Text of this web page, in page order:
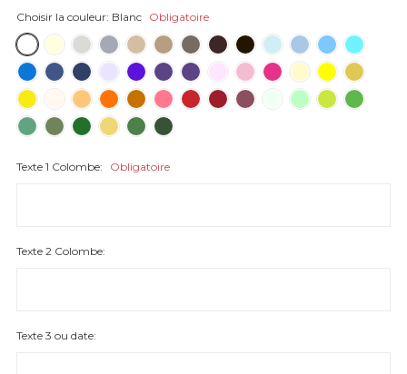
Choisir la couleur: Blanc Obligatoire
Texte 1 Colombe: Obligatoire
Texte 2 Colombe:
Texte 3 ou date: